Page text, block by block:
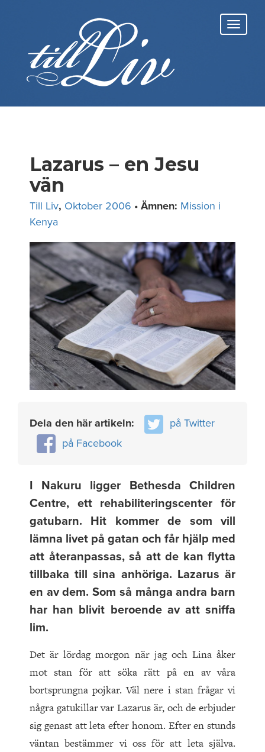
Lazarus – en Jesu
vän
Till Liv, Oktober 2006 • Ämnen: Mission i
Kenya
Dela den här artikeln:
på Twitter
på Facebook
I Nakuru ligger Bethesda Children
Centre, ett rehabiliteringscenter för
gatubarn. Hit kommer de som vill
lämna livet på gatan och får hjälp med
att återanpassas, så att de kan flytta
tillbaka till sina anhöriga. Lazarus är
en av dem. Som så många andra barn
har han blivit beroende av att sniffa
lim.
Det är lördag morgon när jag och Lina åker
mot stan för att söka rätt på en av våra
bortsprungna pojkar. Väl nere i stan frågar vi
några gatukillar var Lazarus är, och de erbjuder
sig genast att leta efter honom. Efter en stunds
väntan bestämmer vi oss för att leta själva.